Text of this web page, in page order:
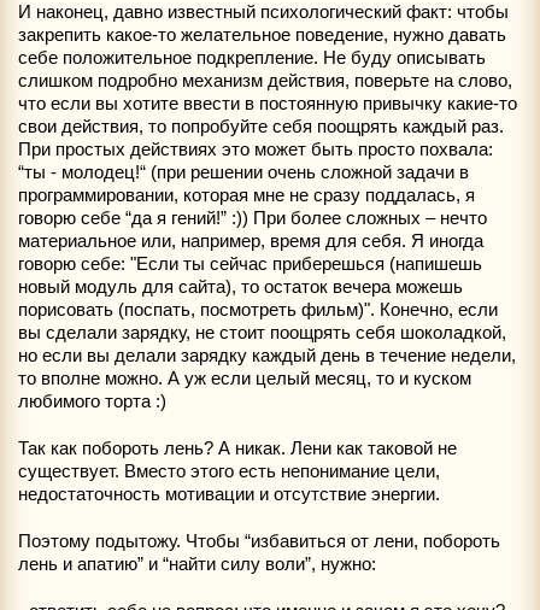
И наконец, давно известный психологический факт: чтобы
закрепить какое-то желательное поведение, нужно давать
себе положительное подкрепление. Не буду описывать
слишком подробно механизм действия, поверьте на слово,
что если вы хотите ввести в постоянную привычку какие-то
свои действия, то попробуйте себя поощрять каждый раз.
При простых действиях это может быть просто похвала:
“ты - молодец!“ (при решении очень сложной задачи в
программировании, которая мне не сразу поддалась, я
говорю себе “да я гений!” :)) При более сложных – нечто
материальное или, например, время для себя. Я иногда
говорю себе: "Если ты сейчас приберешься (напишешь
новый модуль для сайта), то остаток вечера можешь
порисовать (поспать, посмотреть фильм)". Конечно, если
вы сделали зарядку, не стоит поощрять себя шоколадкой,
но если вы делали зарядку каждый день в течение недели,
то вполне можно. А уж если целый месяц, то и куском
любимого торта :)
Так как побороть лень? А никак. Лени как таковой не
существует. Вместо этого есть непонимание цели,
недостаточность мотивации и отсутствие энергии.
Поэтому подытожу. Чтобы “избавиться от лени, побороть
лень и апатию” и “найти силу воли”, нужно: